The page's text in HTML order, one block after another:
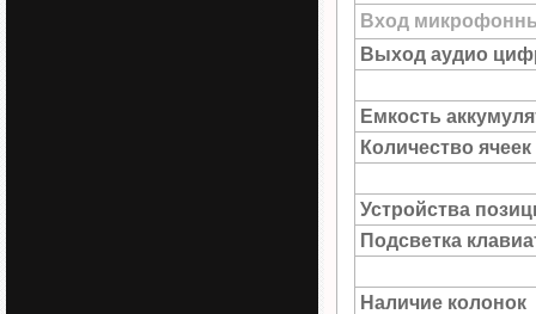
Вход
Выход аудио
Емкость
Количество
Устройства
Подсветка
Наличие колонок